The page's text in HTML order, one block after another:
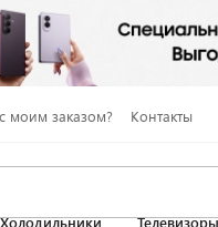
моим заказом? Контакты
Холодильники Телевизоры